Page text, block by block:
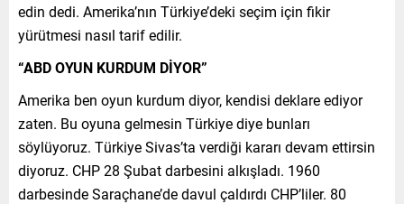
edin dedi. Amerika’nın Türkiye’deki seçim için fikir
yürütmesi nasıl tarif edilir.
“ABD OYUN KURDUM DİYOR”
Amerika ben oyun kurdum diyor, kendisi deklare ediyor
zaten. Bu oyuna gelmesin Türkiye diye bunları
söylüyoruz. Türkiye Sivas’ta verdiği kararı devam ettirsin
diyoruz. CHP 28 Şubat darbesini alkışladı. 1960
darbesinde Saraçhane’de davul çaldırdı CHP’liler. 80